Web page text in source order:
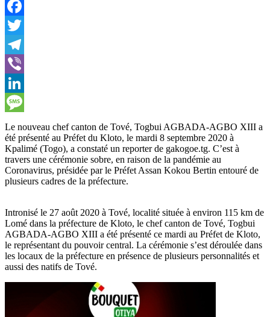
WhatsApp
Facebook
Twitter
Telegram
Viber
LinkedIn
Message
Le nouveau chef canton de Tové, Togbui AGBADA-AGBO XIII a
été présenté au Préfet du Kloto, le mardi 8 septembre 2020 à
Kpalimé (Togo), a constaté un reporter de gakogoe.tg. C’est à
travers une cérémonie sobre, en raison de la pandémie au
Coronavirus, présidée par le Préfet Assan Kokou Bertin entouré de
plusieurs cadres de la préfecture.
Intronisé le 27 août 2020 à Tové, localité située à environ 115 km de
Lomé dans la préfecture de Kloto, le chef canton de Tové, Togbui
AGBADA-AGBO XIII a été présenté ce mardi au Préfet de Kloto,
le représentant du pouvoir central. La cérémonie s’est déroulée dans
les locaux de la préfecture en présence de plusieurs personnalités et
aussi des natifs de Tové.